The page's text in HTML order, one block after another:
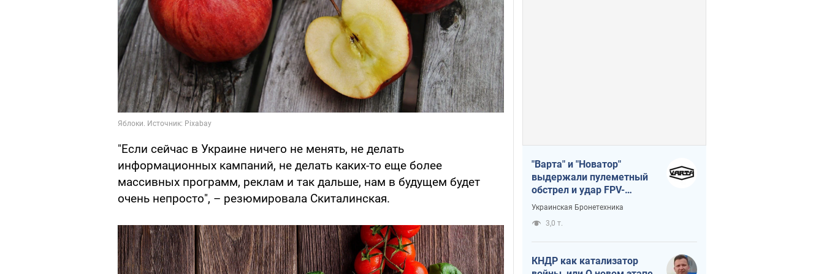
"Если сейчас в Украине ничего не менять, не делать
информационных кампаний, не делать каких-то еще более
массивных программ, реклам и так дальше, нам в будущем будет
очень непросто", – резюмировала Скиталинская.
"Варта" и "Новатор"
выдержали пулеметный
обстрел и удар FPV-
дрона, сохранив жизнь
Украинская Бронетехника
3,0 т.
КНДР как катализатор